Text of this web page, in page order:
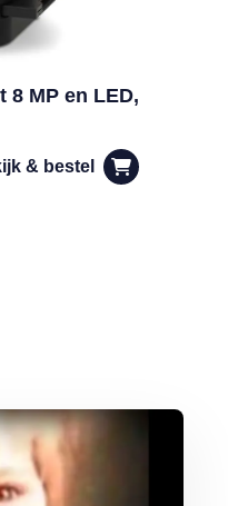
8 MP en LED,
& bestel
in de jaren 80